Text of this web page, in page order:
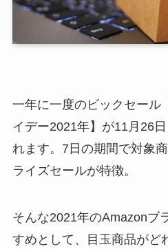
一年に一度のビックセール
イデー2021年】が11月26
れます。7日の期間で対象
ライズセールが特徴。
そんな2021年のAmazonブ
すめとして、目玉商品がど